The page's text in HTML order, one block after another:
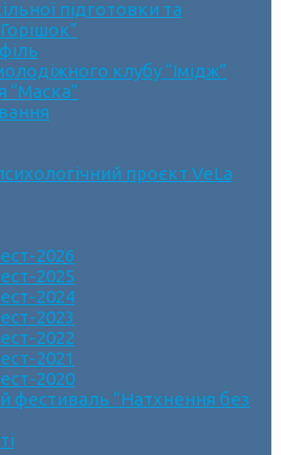
підготовки та
клубу “Імідж”
“Маска”
проєкт VeLa
2026
2025
2024
2023
2022
2021
2020
фестиваль “Натхнення без